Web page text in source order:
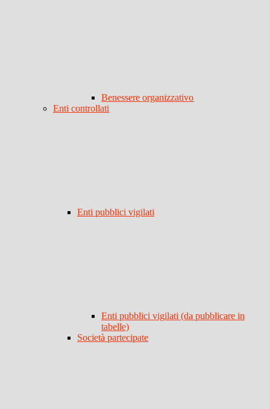
Benessere organizzativo
Enti controllati
Enti pubblici vigilati
Enti pubblici vigilati (da pubblicare in
tabelle)
Società partecipate